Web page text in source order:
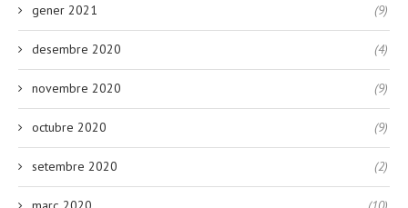
gener 2021 (9)
desembre 2020 (4)
novembre 2020 (9)
octubre 2020 (9)
setembre 2020 (2)